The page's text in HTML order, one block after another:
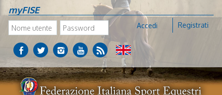
myFISE
Accedi Registrati